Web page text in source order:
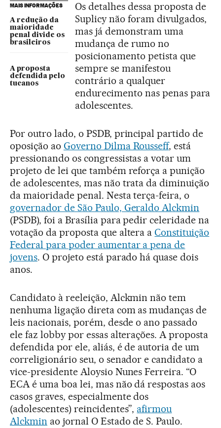
MAIS INFORMAÇÕES
A redução da
maioridade
penal divide os
brasileiros
A proposta
defendida pelo
tucanos
Os detalhes dessa proposta de
Suplicy não foram divulgados,
mas já demonstram uma
mudança de rumo no
posicionamento petista que
sempre se manifestou
contrário a qualquer
endurecimento nas penas para
adolescentes.
Por outro lado, o PSDB, principal partido de
oposição ao Governo Dilma Rousseff, está
pressionando os congressistas a votar um
projeto de lei que também reforça a punição
de adolescentes, mas não trata da diminuição
da maioridade penal. Nesta terça-feira, o
governador de São Paulo, Geraldo Alckmin
(PSDB), foi a Brasília para pedir celeridade na
votação da proposta que altera aConstituição
Federal para poder aumentar a pena de
jovens. O projeto está parado há quase dois
anos.
Candidato à reeleição, Alckmin não tem
nenhuma ligação direta com as mudanças de
leis nacionais, porém, desde o ano passado
ele faz lobby por essas alterações. A proposta
defendida por ele, aliás, é de autoria de um
correligionário seu, o senador e candidato a
vice-presidente Aloysio Nunes Ferreira. “O
ECA é uma boa lei, mas não dá respostas aos
casos graves, especialmente dos
(adolescentes) reincidentes”, afirmou
Alckmin ao jornal O Estado de S. Paulo.